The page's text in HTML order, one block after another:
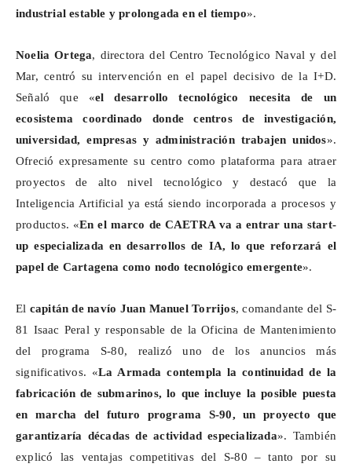
industrial estable y prolongada en el tiempo».
Noelia Ortega, directora del Centro Tecnológico Naval y del
Mar, centró su intervención en el papel decisivo de la I+D.
Señaló que «el desarrollo tecnológico necesita de un
ecosistema coordinado
donde centros de investigación,
universidad, empresas y administración trabajen unidos».
Ofreció expresamente su centro como plataforma para atraer
proyectos de alto nivel tecnológico y destacó que la
Inteligencia Artificial ya está siendo incorporada a procesos y
productos. «En el marco de CAETRA va a entrar una start-
up especializada en desarrollos de IA, lo que reforzará el
papel de Cartagena como nodo tecnológico emergente».
El capitán de navío Juan Manuel Torrijos, comandante del S-
81 Isaac Peral y responsable de la Oficina de Mantenimiento
del programa S-80, realizó uno de los anuncios más
significativos. «La Armada contempla la continuidad de la
fabricación de submarinos, lo que incluye la posible puesta
en marcha del futuro programa S-90, un proyecto que
garantizaría décadas de actividad especializada». También
explicó las ventajas competitivas del S-80 – tanto por su